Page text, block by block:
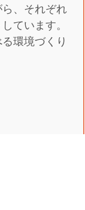
、それぞれ
ています。
環境づくり